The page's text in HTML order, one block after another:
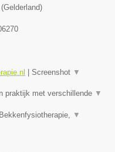
(Gelderland)
Screenshot ▼
praktijk met verschillende ▼
▼